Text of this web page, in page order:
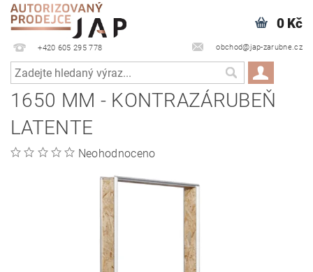
+420 605 295 778 obchod@jap-zarubne.cz
0 Kč
1650 MM - KONTRAZÁRUBEŇ
LATENTE
Neohodnoceno